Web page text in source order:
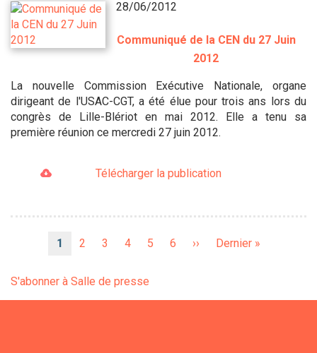
28/06/2012
Communiqué de la CEN du 27 Juin
2012
La nouvelle Commission Exécutive Nationale, organe
dirigeant de l'USAC-CGT, a été élue pour trois ans lors du
congrès de Lille-Blériot en mai 2012. Elle a tenu sa
première réunion ce mercredi 27 juin 2012.
Télécharger la publication
Page
1 Page
2 Page
3 Page
4 Page
5 Page
6
Page
››
Dernière
Dernier »
S'abonner à Salle de presse